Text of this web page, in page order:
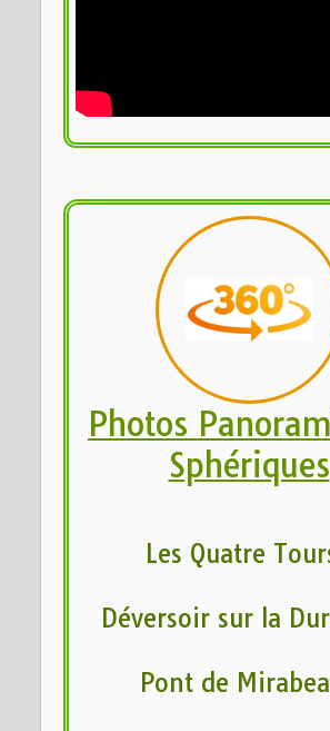
Photos
Sphériques
Les Quatre
Déversoir sur la
Pont de